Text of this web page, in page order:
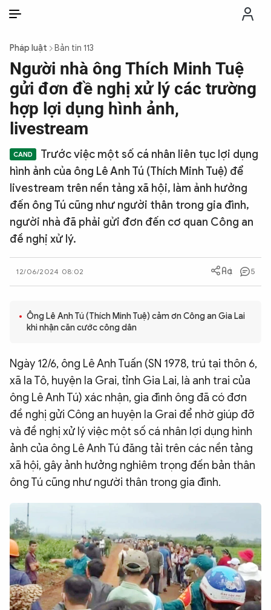
THỜI SỰ
CHỐNG DIỄN BIẾN HÒA BÌNH
CÔNG AN TRONG LÒNG DÂN
XÃ HỘI
PHÁP LUẬT
CÔNG NGHỆ
QUỐC TẾ
VĂN HÓA - THỂ THAO
BẠN ĐỌC & CAND
ĐA PHƯƠNG TIỆN
eMagazine
Podcast
Video Ảnh
Infographic
Chuyên trangAn ninh thế giới Văn nghệ Công an
Chuyên đề
Pháp luật Bản tin 113
Người nhà ông Thích Minh Tuệ
gửi đơn đề nghị xử lý các trường
hợp lợi dụng hình ảnh,
livestream
Trước việc một số cá nhân liên tục lợi dụng
hình ảnh của ông Lê Anh Tú (Thích Minh Tuệ) để
livestream trên nền tảng xã hội, làm ảnh hưởng
đến ông Tú cũng như người thân trong gia đình,
người nhà đã phải gửi đơn đến cơ quan Công an
đề nghị xử lý.
12/06/2024 08:02 5
Ông Lê Anh Tú (Thích Minh Tuệ) cảm ơn Công an Gia Lai
khi nhận căn cước công dân
Ngày 12/6, ông Lê Anh Tuấn (SN 1978, trú tại thôn 6,
xã Ia Tô, huyện Ia Grai, tỉnh Gia Lai, là anh trai của
ông Lê Anh Tú) xác nhận, gia đình ông đã có đơn
đề nghị gửi Công an huyện Ia Grai để nhờ giúp đỡ
và đề nghị xử lý việc một số cá nhân lợi dụng hình
ảnh của ông Lê Anh Tú đăng tải trên các nền tảng
xã hội, gây ảnh hưởng nghiêm trọng đến bản thân
ông Tú cũng như người thân trong gia đình.